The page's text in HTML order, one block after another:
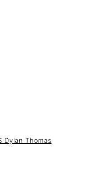
Dylan Thomas